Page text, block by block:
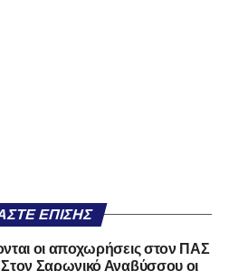
ΕΠΊΣΗΣ
οι αποχωρήσεις στον ΠΑΣ
Σαρωνικό Αναβύσσου οι